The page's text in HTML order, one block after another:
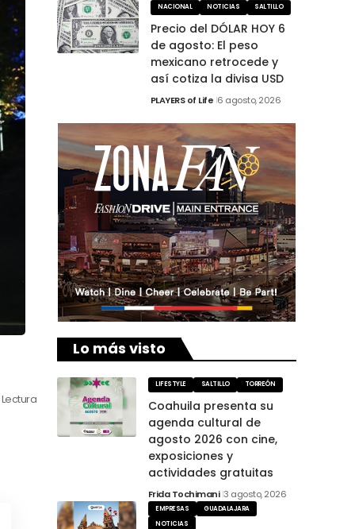
Lectura
NACIONAL NOTICIAS SALTILLO
Precio del DÓLAR HOY 6
de agosto: El peso
mexicano retrocede y
así cotiza la divisa USD
PLAYERS of Life 6 agosto, 2026
Lo más visto
LIFESTYLE SALTILLO TORREÓN
Coahuila presenta su
agenda cultural de
agosto 2026 con cine,
exposiciones y
actividades gratuitas
Frida Tochimani 3 agosto, 2026
EMPRESAS
GUADALAJARA
NOTICIAS